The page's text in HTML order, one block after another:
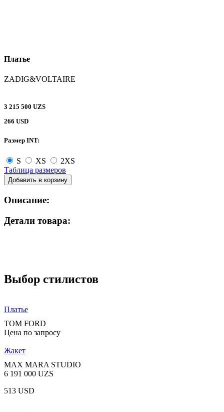
Платье
ZADIG&VOLTAIRE
3 215 500 UZS
266 USD
Размер INT:
S XS
2XS
Таблица размеров
Добавить в корзину
Описание:
Детали товара:
Выбор стилистов
Платье
TOM FORD
Цена по запросу
Жакет
MAX MARA STUDIO
6 191 000 UZS
513 USD